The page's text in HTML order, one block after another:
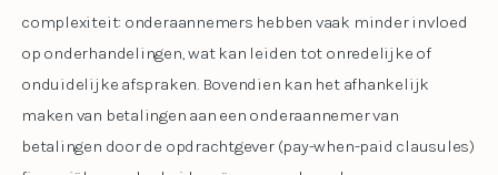
complexiteit: onderaannemers hebben vaak minder invloed
op onderhandelingen, wat kan leiden tot onredelijke of
onduidelijke afspraken. Bovendien kan het afhankelijk
maken van betalingen aan een onderaannemer van
betalingen door de opdrachtgever (pay-when-paid clausules)